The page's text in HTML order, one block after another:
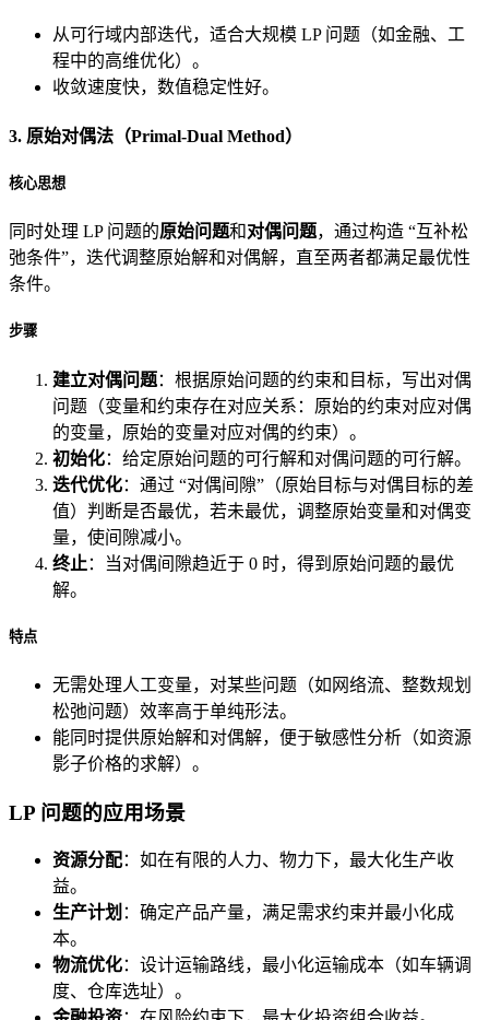
从可行域内部迭代，适合大规模 LP 问题（如金融、工
程中的高维优化）。
收敛速度快，数值稳定性好。
3. 原始对偶法（Primal-Dual Method）
核心思想
同时处理 LP 问题的原始问题和对偶问题，通过构造 “互补松
弛条件”，迭代调整原始解和对偶解，直至两者都满足最优性
条件。
步骤
建立对偶问题：根据原始问题的约束和目标，写出对偶
问题（变量和约束存在对应关系：原始的约束对应对偶
的变量，原始的变量对应对偶的约束）。
初始化：给定原始问题的可行解和对偶问题的可行解。
迭代优化：通过 “对偶间隙”（原始目标与对偶目标的差
值）判断是否最优，若未最优，调整原始变量和对偶变
量，使间隙减小。
终止：当对偶间隙趋近于 0 时，得到原始问题的最优
解。
特点
无需处理人工变量，对某些问题（如网络流、整数规划
松弛问题）效率高于单纯形法。
能同时提供原始解和对偶解，便于敏感性分析（如资源
影子价格的求解）。
LP 问题的应用场景
资源分配：如在有限的人力、物力下，最大化生产收
益。
生产计划 ：确定产品产量，满足需求约束并最小化成
本。
物流优化：设计运输路线，最小化运输成本（如车辆调
度、仓库选址）。